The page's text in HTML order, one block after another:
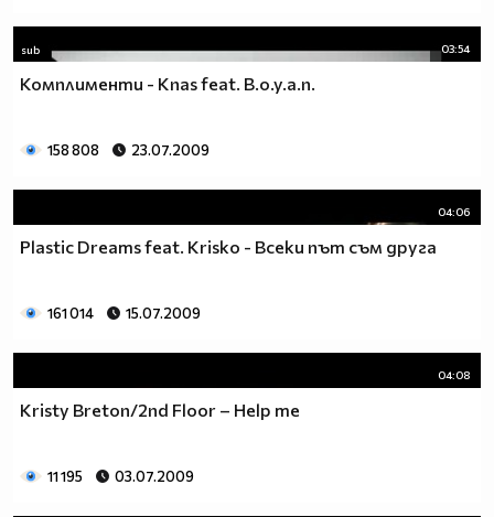
sub 03:54
Комплименти - Knas feat. B.o.y.a.n.
158 808 23.07.2009
04:06
Plastic Dreams feat. Krisko - Всеки път съм друга
161 014 15.07.2009
04:08
Kristy Breton/2nd Floor – Help me
11 195 03.07.2009